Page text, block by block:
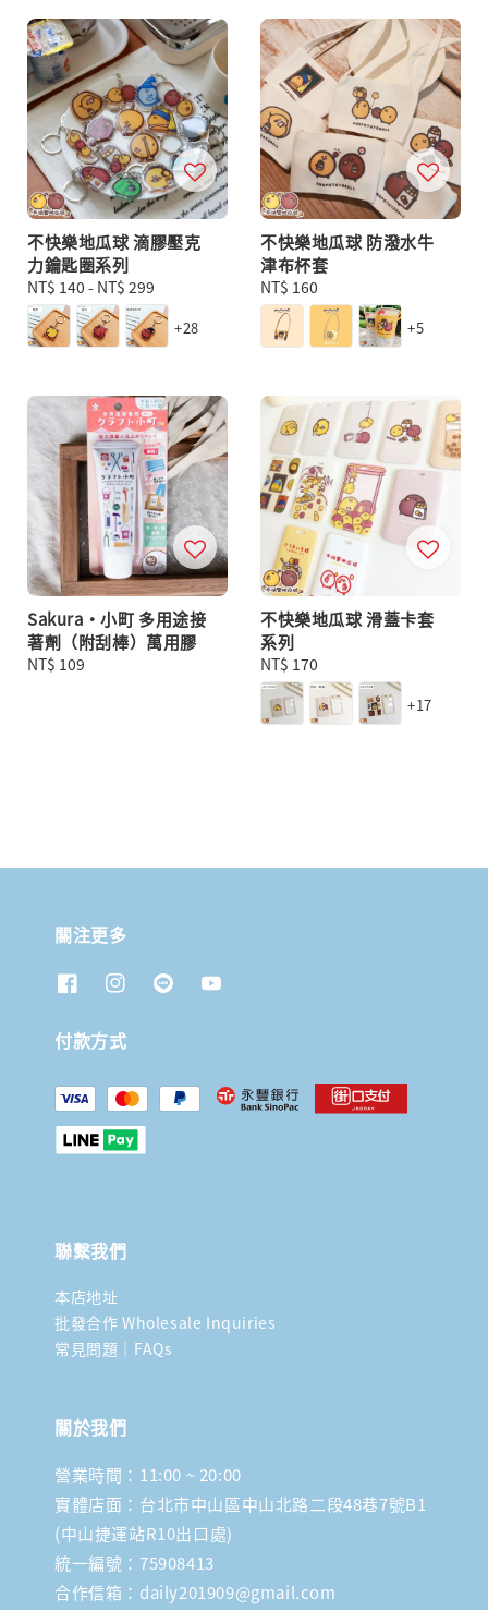
不快樂地瓜球 滴膠壓克
力鑰匙圈系列
Regular
price
NT$ 140 - NT$ 299
+28
不快樂地瓜球 防潑水牛
津布杯套
Regular
price
NT$ 160
+5
Sakura・小町 多用途接
著劑（附刮棒）萬用膠
Regular
NT$ 109
不快樂地瓜球 滑蓋卡套
系列
Regular
price
NT$ 170
+17
關注更多
付款方式
聯繫我們
本店地址
批發合作 Wholesale Inquiries
常見問題｜FAQs
關於我們
營業時間：11:00 ~ 20:00
實體店面：台北市中山區中山北路二段48巷7號B1
(中山捷運站R10出口處)
統一編號：75908413
合作信箱：daily201909@gmail.com